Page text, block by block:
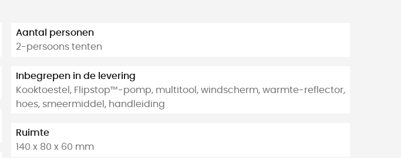
Aantal personen
2-persoons tenten
Inbegrepen in de levering
Kooktoestel, Flipstop™-pomp, multitool, windscherm, warmte-reflector,
hoes, smeermiddel, handleiding
Ruimte
140 x 80 x 60 mm